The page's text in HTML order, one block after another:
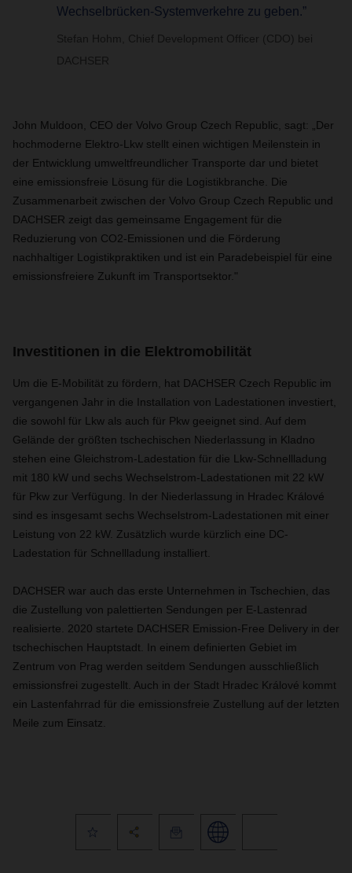
Wechselbrücken-Systemverkehre zu geben.”
Stefan Hohm, Chief Development Officer (CDO) bei
DACHSER
John Muldoon, CEO der Volvo Group Czech Republic, sagt: „Der
hochmoderne Elektro-Lkw stellt einen wichtigen Meilenstein in
der Entwicklung umweltfreundlicher Transporte dar und bietet
eine emissionsfreie Lösung für die Logistikbranche. Die
Zusammenarbeit zwischen der Volvo Group Czech Republic und
DACHSER zeigt das gemeinsame Engagement für die
Reduzierung von CO2-Emissionen und die Förderung
nachhaltiger Logistikpraktiken und ist ein Paradebeispiel für eine
emissionsfreiere Zukunft im Transportsektor."
Investitionen in die Elektromobilität
Um die E-Mobilität zu fördern, hat DACHSER Czech Republic im
vergangenen Jahr in die Installation von Ladestationen investiert,
die sowohl für Lkw als auch für Pkw geeignet sind. Auf dem
Gelände der größten tschechischen Niederlassung in Kladno
stehen eine Gleichstrom-Ladestation für die Lkw-Schnellladung
mit 180 kW und sechs Wechselstrom-Ladestationen mit 22 kW
für Pkw zur Verfügung. In der Niederlassung in Hradec Králové
sind es insgesamt sechs Wechselstrom-Ladestationen mit einer
Leistung von 22 kW. Zusätzlich wurde kürzlich eine DC-
Ladestation für Schnellladung installiert.
DACHSER war auch das erste Unternehmen in Tschechien, das
die Zustellung von palettierten Sendungen per E-Lastenrad
realisierte. 2020 startete DACHSER Emission-Free Delivery in der
tschechischen Hauptstadt. In einem definierten Gebiet im
Zentrum von Prag werden seitdem Sendungen ausschließlich
emissionsfrei zugestellt. Auch in der Stadt Hradec Králové kommt
ein Lastenfahrrad für die emissionsfreie Zustellung auf der letzten
Meile zum Einsatz.